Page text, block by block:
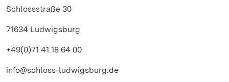
Schlossstraße 30
71634 Ludwigsburg
+49(0)71 41.18 64 00
info@schloss-ludwigsburg.de